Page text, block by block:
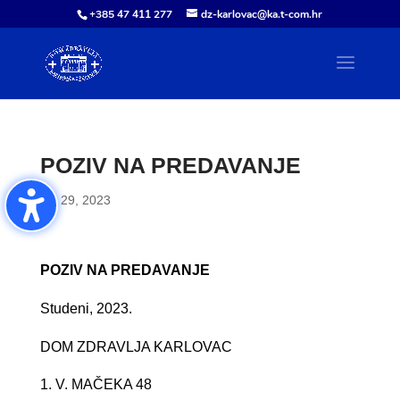
+385 47 411 277 dz-karlovac@ka.t-com.hr
POZIV NA PREDAVANJE
stu 29, 2023
POZIV NA PREDAVANJE
Studeni, 2023.
DOM ZDRAVLJA KARLOVAC
V. MAČEKA 48